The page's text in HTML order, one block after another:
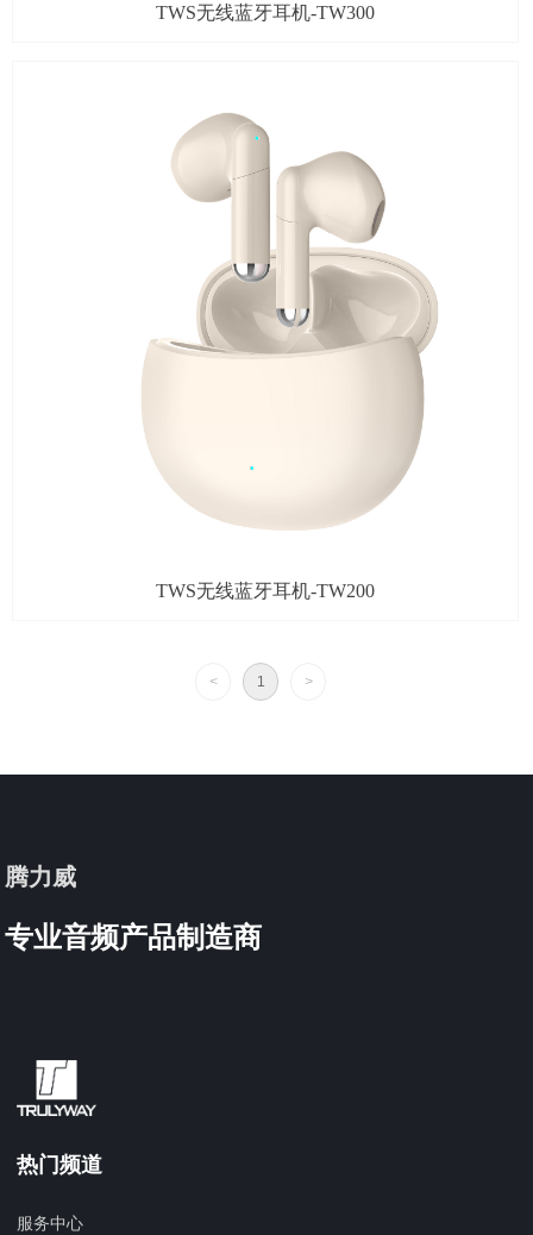
TWS无线蓝牙耳机-TW300
TWS无线蓝牙耳机-TW200
< 1 >
腾力威
专业音频产品制造商
热门频道
服务中心